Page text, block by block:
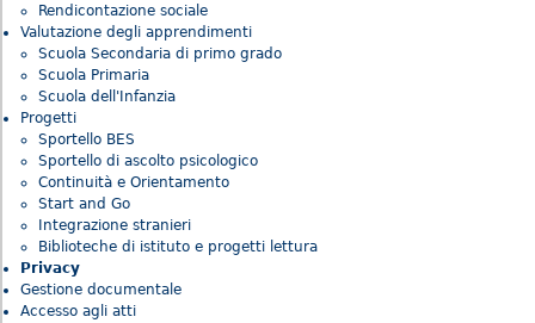
Rendicontazione sociale
Valutazione degli apprendimenti
Scuola Secondaria di primo grado
Scuola Primaria
Scuola dell'Infanzia
Progetti
Sportello BES
Sportello di ascolto psicologico
Continuità e Orientamento
Start and Go
Integrazione stranieri
Biblioteche di istituto e progetti lettura
Privacy
Gestione documentale
Accesso agli atti